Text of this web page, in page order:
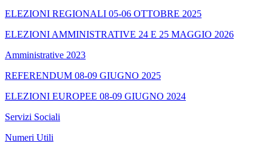
ELEZIONI REGIONALI 05-06 OTTOBRE 2025
ELEZIONI AMMINISTRATIVE 24 E 25 MAGGIO 2026
Amministrative 2023
REFERENDUM 08-09 GIUGNO 2025
ELEZIONI EUROPEE 08-09 GIUGNO 2024
Servizi Sociali
Numeri Utili